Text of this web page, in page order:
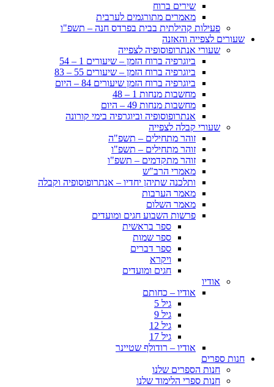
שירים ברוח
מאמרים מתורגמים לערבית
פעילות קהילתית בבית בפרדס חנה – תשפ"ו
שעורים לצפייה והאזנה
שעורי אנתרופוסופיה לצפייה
ביוגרפיה ברוח הזמן – שיעורים 1 – 54
ביוגרפיה ברוח הזמן – שיעורים 55 – 83
ביוגרפיה ברוח הזמן שיעורים 84 – היום
מחשבות מנחות 1 – 48
מחשבות מנחות 49 – היום
אנתרופוסופיה וביוגרפיה בימי קורונה
שעורי קבלה לצפייה
זוהר מתחילים – תשפ"ה
זוהר מתחילים – תשפ"ו
זוהר מתקדמים – תשפ"ו
מאמרי הרב"ש
ותלכנה שתיהן יחדיו – אנתרופוסופיה וקבלה
מאמר הערבות
מאמר השלום
פרשות השבוע חגים ומועדים
ספר בראשית
ספר שמות
ספר דברים
ויקרא
חגים ומועדים
אודיו
אודיו – כחותם
גיל 5
גיל 9
גיל 12
גיל 17
אודיו – רודולף שטיינר
חנות ספרים
חנות הספרים שלנו
חנות ספרי הלימוד שלנו